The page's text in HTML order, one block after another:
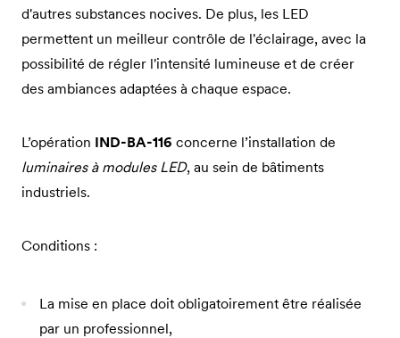
d'autres substances nocives. De plus, les LED
permettent un meilleur contrôle de l'éclairage, avec la
possibilité de régler l'intensité lumineuse et de créer
des ambiances adaptées à chaque espace.
L’opération IND-BA-116 concerne l’installation de
luminaires à modules LED, au sein de bâtiments
industriels.
Conditions :
La mise en place doit obligatoirement être réalisée
par un professionnel,